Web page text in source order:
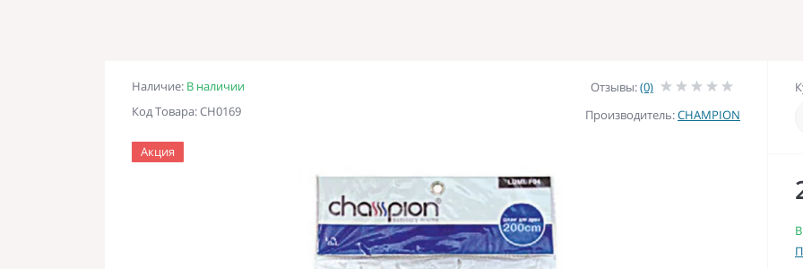
Наличие: В наличии
Код Товара: CH0169
Отзывы:(0)
Производитель:CHAMPION
Акция